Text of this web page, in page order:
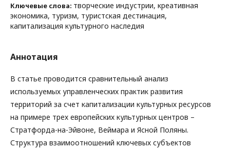
Ключевые слова: творческие индустрии, креативная
экономика, туризм, туристская дестинация,
капитализация культурного наследия
Аннотация
В статье проводится сравнительный анализ
используемых управленческих практик развития
территорий за счет капитализации культурных ресурсов
на примере трех европейских культурных центров –
Стратфорда-на-Эйвоне, Веймара и Ясной Поляны.
Структура взаимоотношений ключевых субъектов